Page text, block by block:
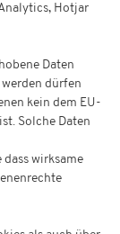
Hotjar
Daten
dürfen
kein dem EU-
Solche Daten
wirksame